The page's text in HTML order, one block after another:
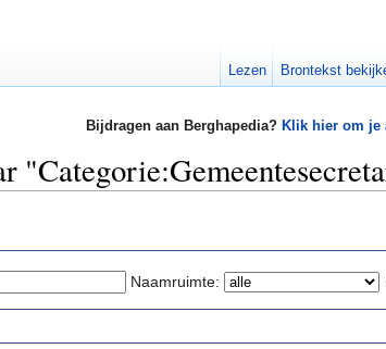
Bijdragen aan Berghapedia? Klik hier om je
Naamruimte:
Lezen Brontekst